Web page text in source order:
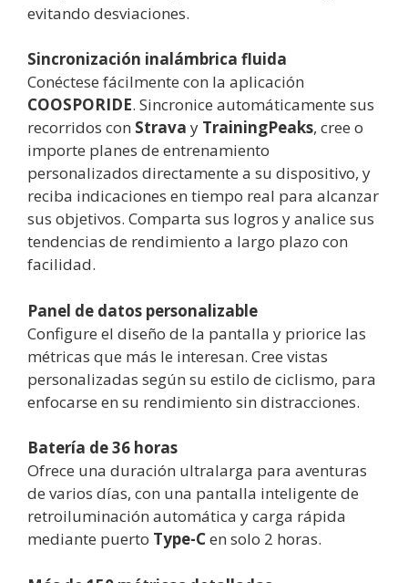
evitando desviaciones.
Sincronización inalámbrica fluida
Conéctese fácilmente con la aplicación
COOSPORIDE. Sincronice automáticamente sus
recorridos con Strava y TrainingPeaks, cree o
importe planes de entrenamiento
personalizados directamente a su dispositivo, y
reciba indicaciones en tiempo real para alcanzar
sus objetivos. Comparta sus logros y analice sus
tendencias de rendimiento a largo plazo con
facilidad.
Panel de datos personalizable
Configure el diseño de la pantalla y priorice las
métricas que más le interesan. Cree vistas
personalizadas según su estilo de ciclismo, para
enfocarse en su rendimiento sin distracciones.
Batería de 36 horas
Ofrece una duración ultralarga para aventuras
de varios días, con una pantalla inteligente de
retroiluminación automática y carga rápida
mediante puerto Type-Cen solo 2 horas.